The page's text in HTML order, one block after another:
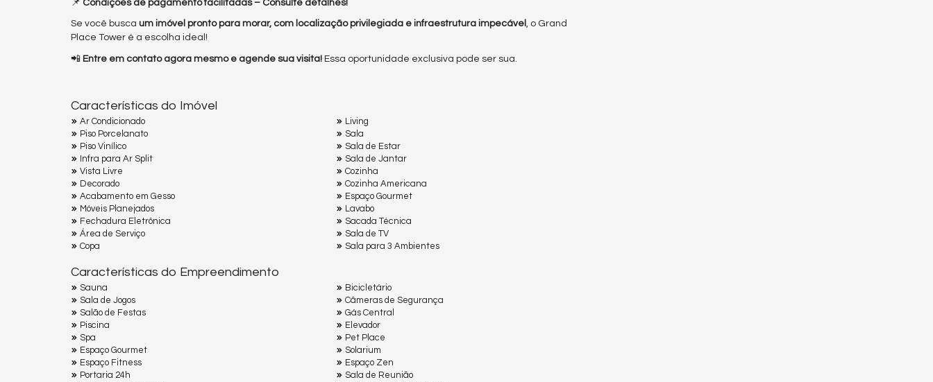
📌 Condições de pagamento facilitadas – Consulte detalhes!
Se você busca um imóvel pronto para morar, com localização privilegiada e infraestrutura impecável , o Grand
Place Tower é a escolha ideal!
📲 Entre em contato agora mesmo e agende sua visita! Essa oportunidade exclusiva pode ser sua.
Características do Imóvel
Ar Condicionado
Piso Porcelanato
Piso Vinílico
Infra para Ar Split
Vista Livre
Decorado
Acabamento em Gesso
Móveis Planejados
Fechadura Eletrônica
Área de Serviço
Copa
Living
Sala
Sala de Estar
Sala de Jantar
Cozinha
Cozinha Americana
Espaço Gourmet
Lavabo
Sacada Técnica
Sala de TV
Sala para 3 Ambientes
Características do Empreendimento
Sauna
Sala de Jogos
Salão de Festas
Piscina
Spa
Espaço Gourmet
Espaço Fitness
Portaria 24h
Bicicletário
Câmeras de Segurança
Gás Central
Elevador
Pet Place
Solarium
Espaço Zen
Sala de Reunião